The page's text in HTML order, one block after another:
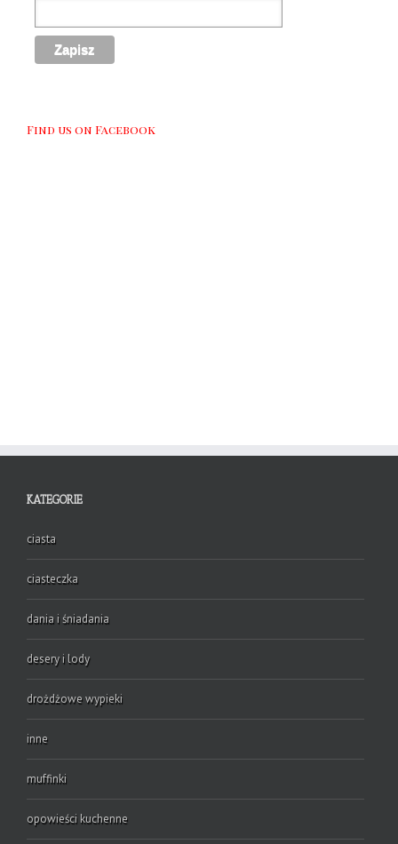
Find us on Facebook
KATEGORIE
ciasta
ciasteczka
dania i śniadania
desery i lody
drożdżowe wypieki
inne
muffinki
opowieści kuchenne